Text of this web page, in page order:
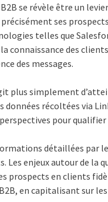
se révèle être un
ses
telles que
des
des messages.
plus simplement
récoltées via
pour
détaillées par
Les enjeux autour de
en clients
en capitalisant sur